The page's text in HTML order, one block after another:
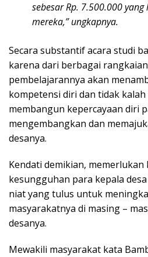
sebesar Rp. 7.500.000
mereka,” ungkapnya.
Secara substantif acara studi
karena dari berbagai
pembelajarannya akan
kompetensi diri dan tidak
membangun kepercayaan diri
mengembangkan dan
desanya.
Kendati demikian, memerlukan
kesungguhan para kepala
niat yang tulus untuk
masyarakatnya di masing –
desanya.
Mewakili masyarakat kata